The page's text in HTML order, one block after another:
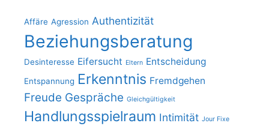
Affäre Agression Authentizität
Beziehungsberatung
Desinteresse Eifersucht Eltern Entscheidung
Entspannung Erkenntnis Fremdgehen
Freude Gespräche Gleichgültigkeit
Handlungsspielraum Intimität Jour Fixe